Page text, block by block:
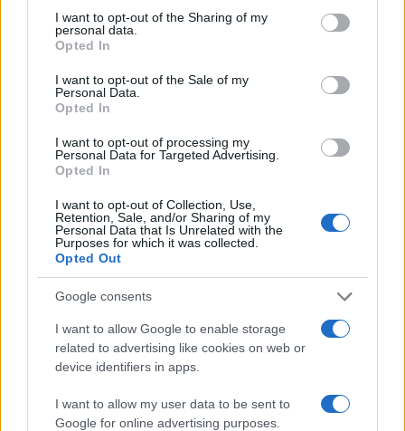
not limited to your visit or usage behaviour. You may click to
grant or deny consent to Google and its third-party tags to
use your data for below specified purposes in below Google
consent section.
I want to opt-out of the Sharing of my
personal data.
Opted In
I want to opt-out of the Sale of my
Personal Data.
Opted In
I want to opt-out of processing my
Personal Data for Targeted Advertising.
Opted In
I want to opt-out of Collection, Use,
Retention, Sale, and/or Sharing of my
Personal Data that Is Unrelated with the
Purposes for which it was collected.
Opted Out
Google consents
I want to allow Google to enable storage
related to advertising like cookies on web or
device identifiers in apps.
I want to allow my user data to be sent to
Google for online advertising purposes.
assistito a Napoli.